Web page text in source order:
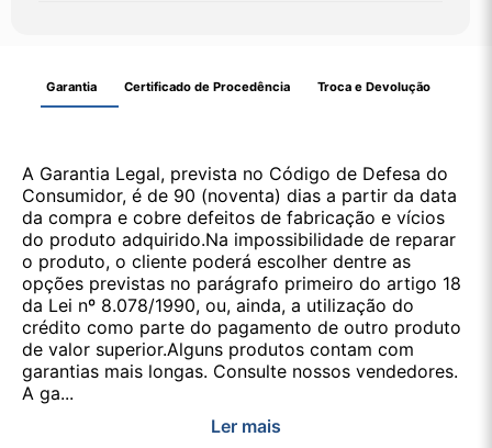
Garantia Certificado de Procedência Troca e Devolução
A Garantia Legal, prevista no Código de Defesa do
Consumidor, é de 90 (noventa) dias a partir da data
da compra e cobre defeitos de fabricação e vícios
do produto adquirido.Na impossibilidade de reparar
o produto, o cliente poderá escolher dentre as
opções previstas no parágrafo primeiro do artigo 18
da Lei nº 8.078/1990, ou, ainda, a utilização do
crédito como parte do pagamento de outro produto
de valor superior.Alguns produtos contam com
garantias mais longas. Consulte nossos vendedores.
A ga...
Ler mais